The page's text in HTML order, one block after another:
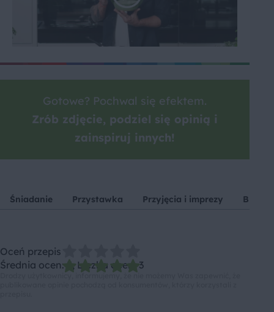
Gotowe? Pochwal się efektem.
Zrób zdjęcie, podziel się opinią i
zainspiruj innych!
Śniadanie Przystawka Przyjęcia i imprezy
Oceń przepis
Średnia ocen: 5, Liczba ocen: 3